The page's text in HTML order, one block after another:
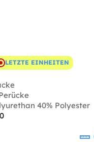
LETZTE EINHEITEN
40% Polyester